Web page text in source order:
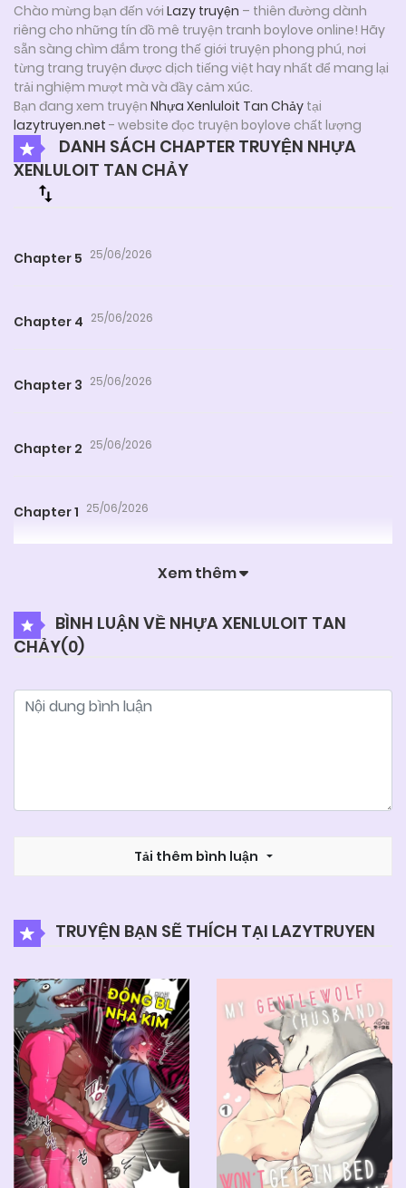
Chào mừng bạn đến với Lazy truyện – thiên đường dành
riêng cho những tín đồ mê truyện tranh boylove online! Hãy
sẵn sàng chìm đắm trong thế giới truyện phong phú, nơi
từng trang truyện được dịch tiếng việt hay nhất để mang lại
trải nghiệm mượt mà và đầy cảm xúc.
Bạn đang xem truyện Nhựa Xenluloit Tan Chảy tại
lazytruyen.net - website đọc truyện boylove chất lượng
DANH SÁCH CHAPTER TRUYỆN NHỰA
XENLULOIT TAN CHẢY
Chapter 5 25/06/2026
Chapter 4 25/06/2026
Chapter 3 25/06/2026
Chapter 2 25/06/2026
Chapter 1 25/06/2026
Xem thêm
BÌNH LUẬN VỀ NHỰA XENLULOIT TAN
CHẢY(0)
Tải thêm bình luận
TRUYỆN BẠN SẼ THÍCH TẠI LAZYTRUYEN